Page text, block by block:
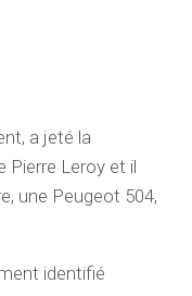
a jeté la
Pierre Leroy et il
une Peugeot 504,
identifié